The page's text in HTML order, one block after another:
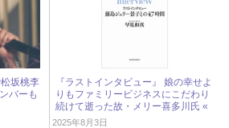
坂桃李
バーも
『ラストインタビュー』 娘の幸せよ
りもファミリービジネスにこだわり
続けて逝った故・メリー喜多川氏 «
ジャニーズ研究会
2025年8月3日